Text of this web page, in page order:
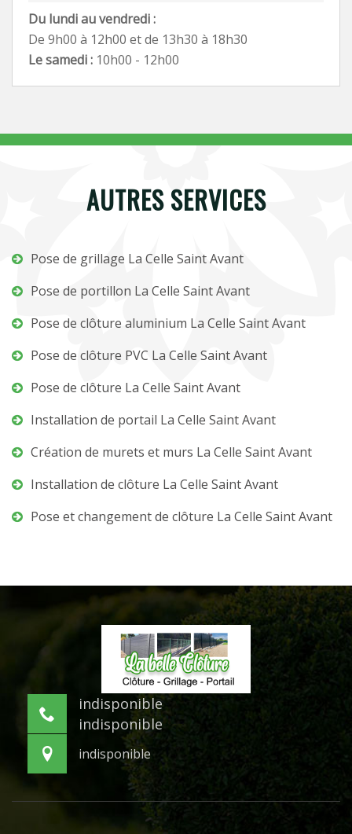
Du lundi au vendredi :
De 9h00 à 12h00 et de 13h30 à 18h30
Le samedi : 10h00 - 12h00
AUTRES SERVICES
Pose de grillage La Celle Saint Avant
Pose de portillon La Celle Saint Avant
Pose de clôture aluminium La Celle Saint Avant
Pose de clôture PVC La Celle Saint Avant
Pose de clôture La Celle Saint Avant
Installation de portail La Celle Saint Avant
Création de murets et murs La Celle Saint Avant
Installation de clôture La Celle Saint Avant
Pose et changement de clôture La Celle Saint Avant
indisponible
indisponible
indisponible